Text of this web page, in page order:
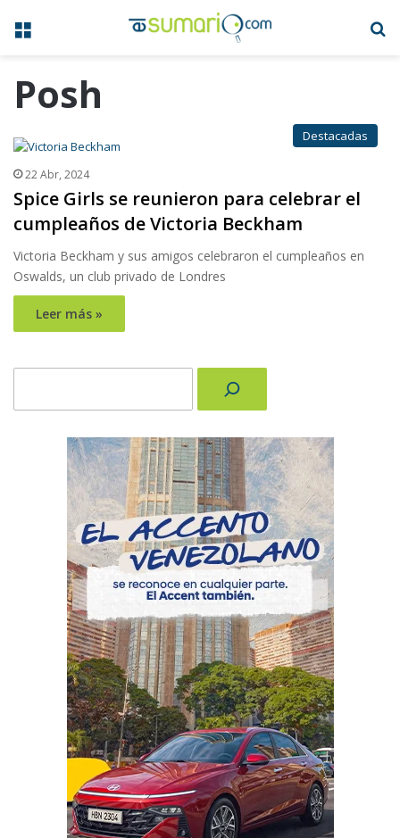
Menú
Posh
Destacadas
22 Abr, 2024
Spice Girls se reunieron para celebrar el
cumpleaños de Victoria Beckham
Victoria Beckham y sus amigos celebraron el cumpleaños en
Oswalds, un club privado de Londres
Leer más »